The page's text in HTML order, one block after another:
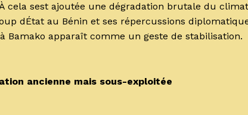
cela sest ajoutée une dégradation brutale du
dÉtat au Bénin et ses répercussions
Bamako apparaît comme un geste de stabilisation.
ancienne mais sous-exploitée